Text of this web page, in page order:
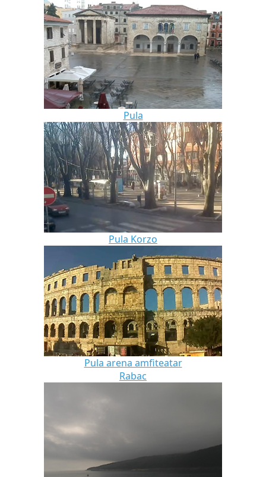
Pula
Pula Korzo
Pula arena amfiteatar
Rabac